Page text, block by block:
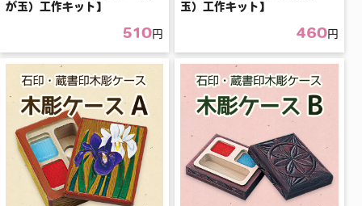
が玉）工作キット】
510円
玉）工作キット】
460円